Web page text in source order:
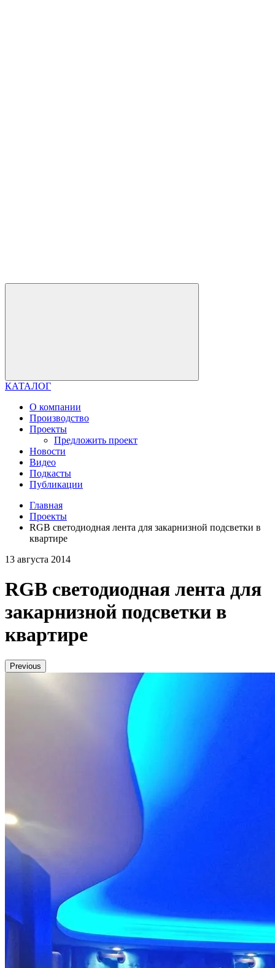
КАТАЛОГ
О компании
Производство
Проекты
Предложить проект
Новости
Видео
Подкасты
Публикации
Главная
Проекты
RGB светодиодная лента для закарнизной подсветки в
квартире
13 августа 2014
RGB светодиодная лента для
закарнизной подсветки в
квартире
Previous